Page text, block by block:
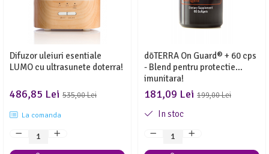
Difuzor uleiuri esentiale
LUMO cu ultrasunete doterra!
535,00 Lei
486,85 Lei
La comanda
dōTERRA On Guard® + 60 cps
- Blend pentru protectie
imunitara!
199,00 Lei
181,09 Lei
In stoc